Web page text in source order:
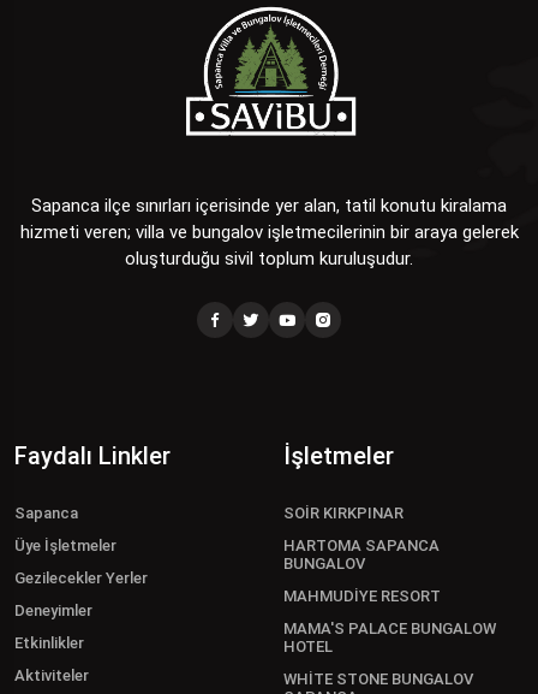
Sapanca ilçe sınırları içerisinde yer alan, tatil konutu kiralama
hizmeti veren; villa ve bungalov işletmecilerinin bir araya gelerek
oluşturduğu sivil toplum kuruluşudur.
Faydalı Linkler
Sapanca
Üye İşletmeler
Gezilecekler Yerler
Deneyimler
Etkinlikler
Aktiviteler
İşletmeler
SOİR KIRKPINAR
HARTOMA SAPANCA
BUNGALOV
MAHMUDİYE RESORT
MAMA'S PALACE BUNGALOW
HOTEL
WHİTE STONE BUNGALOV